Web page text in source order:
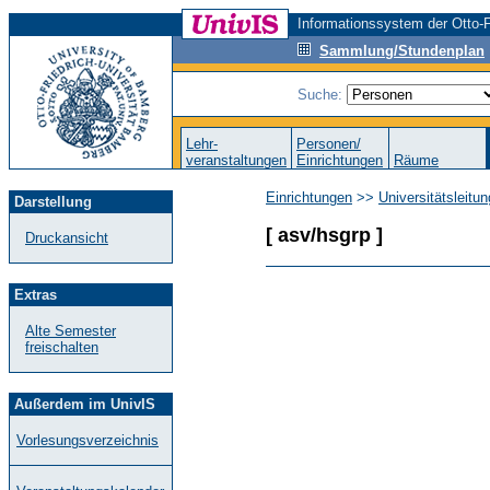
Informationssystem der
Sammlung/Stundenplan
Suche:
Lehr-
veranstaltungen
Personen/
Einrichtungen
Räume
Darstellung
Druckansicht
Extras
Alte Semester
freischalten
Außerdem im UnivIS
Vorlesungsverzeichnis
Einrichtungen >>
[ asv/hsgrp ]